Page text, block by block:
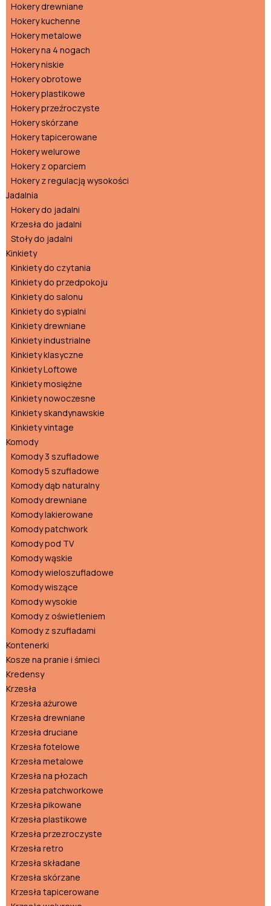
Hokery drewniane
Hokery kuchenne
Hokery metalowe
Hokery na 4 nogach
Hokery niskie
Hokery obrotowe
Hokery plastikowe
Hokery przeźroczyste
Hokery skórzane
Hokery tapicerowane
Hokery welurowe
Hokery z oparciem
Hokery z regulacją wysokości
Jadalnia
Hokery do jadalni
Krzesła do jadalni
Stoły do jadalni
Kinkiety
Kinkiety do czytania
Kinkiety do przedpokoju
Kinkiety do salonu
Kinkiety do sypialni
Kinkiety drewniane
Kinkiety industrialne
Kinkiety klasyczne
Kinkiety Loftowe
Kinkiety mosiężne
Kinkiety nowoczesne
Kinkiety skandynawskie
Kinkiety vintage
Komody
Komody 3 szufladowe
Komody 5 szufladowe
Komody dąb naturalny
Komody drewniane
Komody lakierowane
Komody patchwork
Komody pod TV
Komody wąskie
Komody wieloszufladowe
Komody wiszące
Komody wysokie
Komody z oświetleniem
Komody z szufladami
Kontenerki
Kosze na pranie i śmieci
Kredensy
Krzesła
Krzesła ażurowe
Krzesła drewniane
Krzesła druciane
Krzesła fotelowe
Krzesła metalowe
Krzesła na płozach
Krzesła patchworkowe
Krzesła pikowane
Krzesła plastikowe
Krzesła przezroczyste
Krzesła retro
Krzesła składane
Krzesła skórzane
Krzesła tapicerowane